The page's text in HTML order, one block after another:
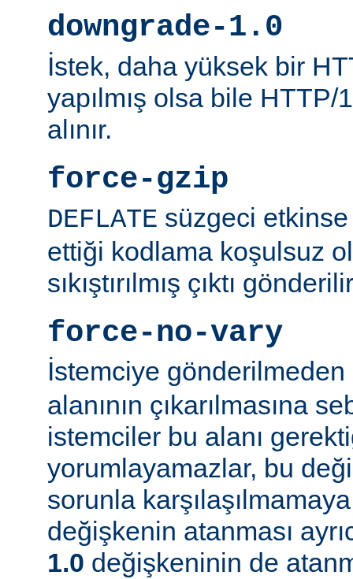
downgrade-1.0
İstek, daha yüksek bir
yapılmış olsa bile
alınır.
force-gzip
DEFLATE süzgeci etkinse
ettiği kodlama koşulsuz
sıkıştırılmış çıktı
force-no-vary
İstemciye
alanının çıkarılmasına
istemciler bu alanı
yorumlayamazlar, bu
sorunla karşılaşılmamaya
değişkenin atanması
1.0 değişkeninin de